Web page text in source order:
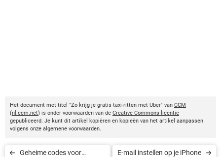
Het document met titel "Zo krijg je gratis taxi-ritten met Uber" van CCM
(nl.ccm.net) is onder voorwaarden van de Creative Commons-licentie
gepubliceerd. Je kunt dit artikel kopiëren en kopieën van het artikel aanpassen
volgens onze algemene voorwaarden.
Geheime codes voor
E-mail instellen op je iPhone